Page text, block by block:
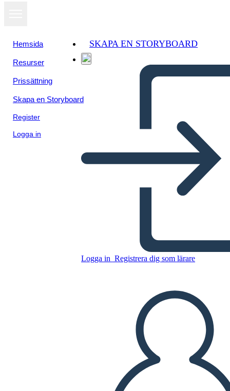
Hemsida
Resurser
Prissättning
Skapa en Storyboard
Register
Logga in
SKAPA EN STORYBOARD
Logga in Registrera dig som lärare
פדרליזם - ציר הזמן של אירועים
לחוקה
SKAPA EN STORYBOARD
SPELA UPP BILDSPEL
LÄS FÖR MIG